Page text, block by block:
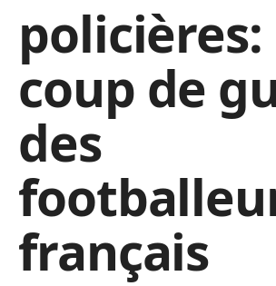
policières:
coup de
des
français